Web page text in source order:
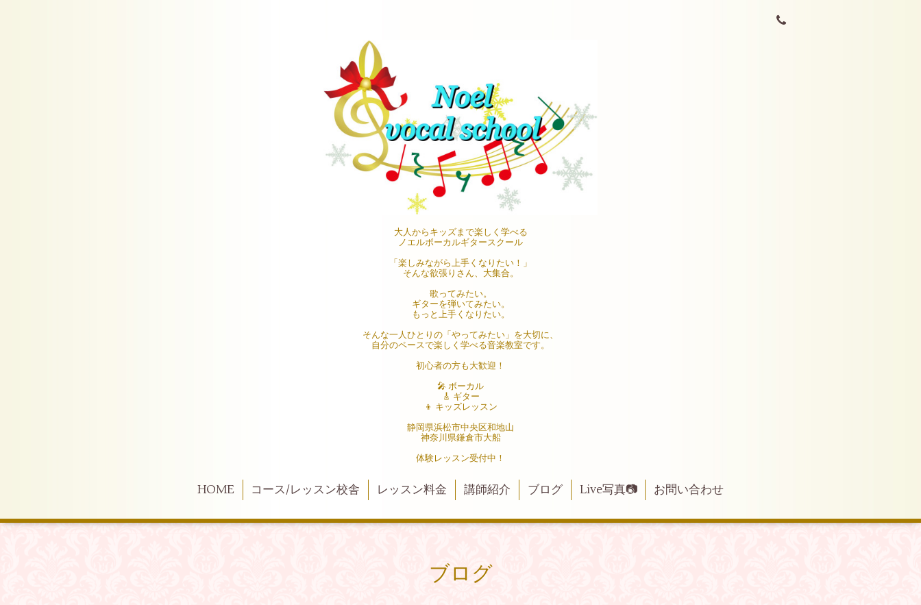
大人からキッズまで楽しく学べる
ノエルボーカルギタースクール
「楽しみながら上手くなりたい！」
そんな欲張りさん、大集合。
歌ってみたい。
ギターを弾いてみたい。
もっと上手くなりたい。
そんな一人ひとりの「やってみたい」を大切に、
自分のペースで楽しく学べる音楽教室です。
初心者の方も大歓迎！
🎤 ボーカル
🎸 ギター
👦 キッズレッスン
静岡県浜松市中央区和地山
神奈川県鎌倉市大船
体験レッスン受付中！
HOME コース/レッスン校舎 レッスン料金 講師紹介 ブログ Live写真📷 お問い合わせ
ブログ